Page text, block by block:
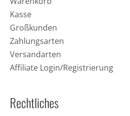
Kasse
Großkunden
Zahlungsarten
Versandarten
Affiliate Login/Registrierung
Rechtliches